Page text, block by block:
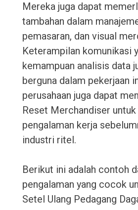
Mereka juga dapat
tambahan dalam
pemasaran, dan visual
Keterampilan komunikasi
kemampuan analisis data
berguna dalam pekerjaan
perusahaan juga dapat
Reset Merchandiser
pengalaman kerja
industri ritel.
Berikut ini adalah contoh
pengalaman yang cocok
Setel Ulang Pedagang